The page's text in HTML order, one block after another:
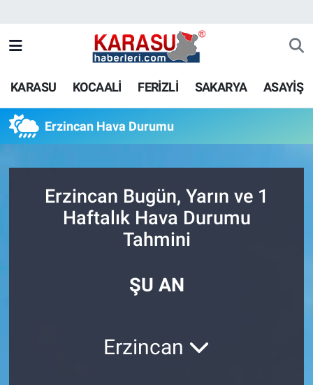
KARASU KOCAALİ FERİZLİ SAKARYA ASAYİŞ
Erzincan Hava Durumu
Erzincan Bugün, Yarın ve 1
Haftalık Hava Durumu
Tahmini
ŞU AN
Erzincan